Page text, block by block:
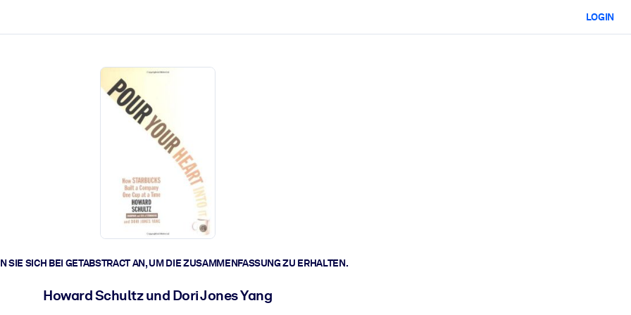
zu lösen und schneller zu handeln.
LOGIN
SIE SICH BEI GETABSTRACT AN, UM DIE ZUSAMMENFASSUNG ZU ERHALTEN.
Howard Schultz und Dori Jones Yang